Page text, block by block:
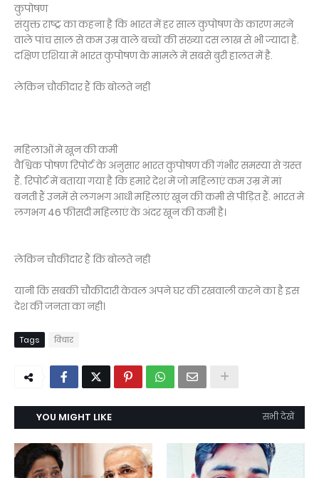
कुपोषण
संयुक्त राष्ट्र का कहना है कि भारत में हर साल कुपोषण के कारण मरने
वाले पांच साल से कम उम्र वाले बच्चों की संख्या दस लाख से भी ज्यादा है.
दक्षिण एशिया में भारत कुपोषण के मामले में सबसे बुरी हालत में है.
लेकिन चौकीदार हैं कि बोलते नही
महिलाओं मे खून की कमी
वैश्विक पोषण रिपोर्ट के अनुसार भारत कुपोषण की गंभीर समस्या से ग्रस्त
हैं. रिपोर्ट में बताया गया है कि हमारे देश में जो महिलाएं कम उम्र में मां
बनती हैं उनमें से लगभग आधी महिलाएं खून की कमी से पीड़ित हैं. भारत मे
लगभग 46 फीसदी महिलाएं के अंदर खून की कमी है।
लेकिन चौकीदार हैं कि बोलते नही
यानी कि सबकी चौकीदारी केवल अपने घर की रखवाली करने का है इस
देश की जनता का नही।
Tags विचार
YOU MIGHT LIKE सभी देखें